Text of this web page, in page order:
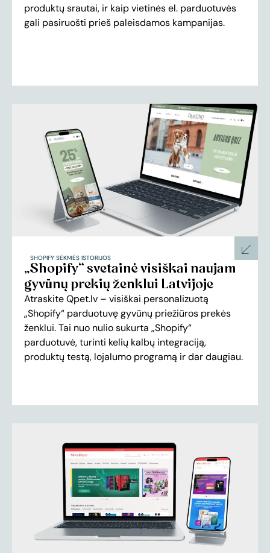
produktų srautai, ir kaip vietinės el. parduotuvės
gali pasiruošti prieš paleisdamos kampanijas.
SHOPIFY SĖKMĖS ISTORIJOS
„Shopify“ svetainė visiškai naujam
gyvūnų prekių ženklui Latvijoje
Atraskite Qpet.lv – visiškai personalizuotą
„Shopify“ parduotuvę gyvūnų priežiūros prekės
ženklui. Tai nuo nulio sukurta „Shopify“
parduotuvė, turinti kelių kalbų integraciją,
produktų testą, lojalumo programą ir dar daugiau.